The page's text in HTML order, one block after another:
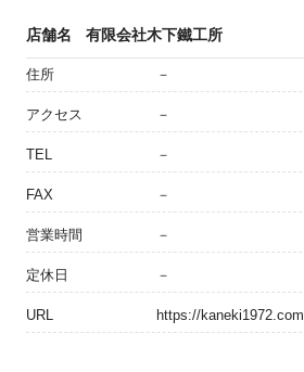
店舗名 有限会社木下鐵工所
住所 －
アクセス －
TEL －
FAX －
営業時間 －
定休日 －
URL https://kaneki1972.com